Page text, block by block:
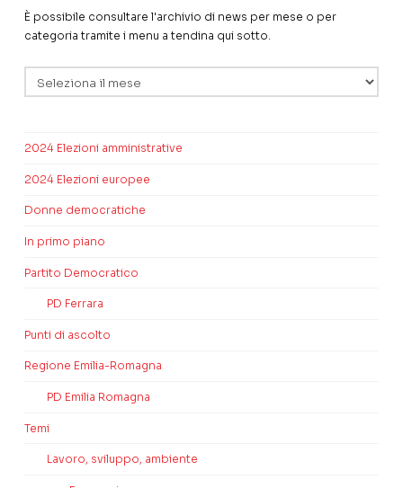
È possibile consultare l'archivio di news per mese o per
categoria tramite i menu a tendina qui sotto.
2024 Elezioni amministrative
2024 Elezioni europee
Donne democratiche
In primo piano
Partito Democratico
PD Ferrara
Punti di ascolto
Regione Emilia-Romagna
PD Emilia Romagna
Temi
Lavoro, sviluppo, ambiente